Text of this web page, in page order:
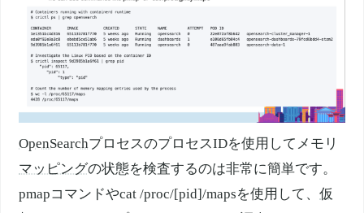
OpenSearchプロセスのプロセスIDを使用してメモリ
マッピングの状態を検査するのは非常に簡単です。
pmapコマンドやcat /proc/[pid]/mapsを使用して、仮